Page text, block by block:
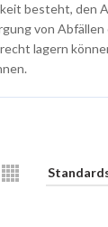
besteht, den
von
lagern